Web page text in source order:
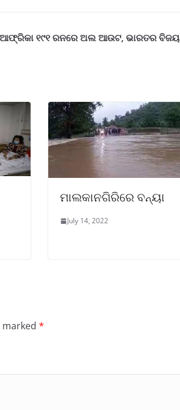
୧୯୧ ରନରେ ଅଲ ଆଉଟ, ଭାରତର ବିଜୟ
ମାଲକାନଗିରିରେ ବନ୍ୟା
July 14, 2022
marked *